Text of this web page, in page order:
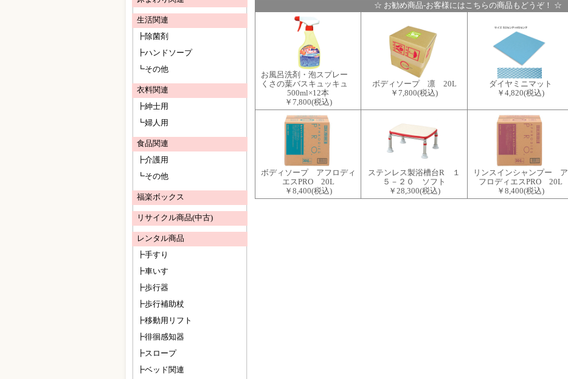
☆ お勧め商品-お客様にはこちらの商品もどうぞ！ ☆
お風呂洗剤・泡スプレー
くさの葉バスキュッキュ
500ml×12本
￥7,800(税込)
ボディソープ 凛 20L
￥7,800(税込)
ダイヤミニマット
￥4,820(税込)
ボディソープ アフロディ
エスPRO 20L
￥8,400(税込)
ステンレス製浴槽台R １
５－２０ ソフト
￥28,300(税込)
リンスインシャンプー ア
フロディエスPRO 20L
￥8,400(税込)
生活関連
┣除菌剤
┣ハンドソープ
┗その他
衣料関連
┣紳士用
┗婦人用
食品関連
┣介護用
┗その他
福楽ボックス
リサイクル商品(中古)
レンタル商品
┣手すり
┣車いす
┣歩行器
┣歩行補助杖
┣移動用リフト
┣徘徊感知器
┣スロープ
┣ベッド関連